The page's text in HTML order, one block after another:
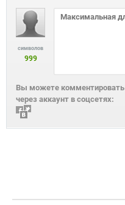
символов
999
Вы можете комментировать
через аккаунт в соцсетях: